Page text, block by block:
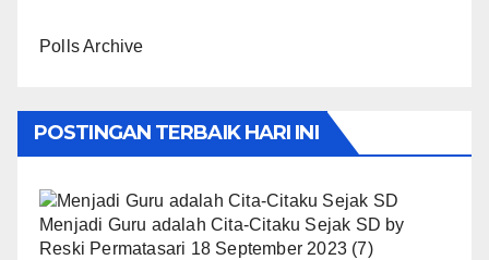
Polls Archive
POSTINGAN TERBAIK HARI INI
Menjadi Guru adalah Cita-Citaku Sejak SD by
Reski Permatasari 18 September 2023 (7)